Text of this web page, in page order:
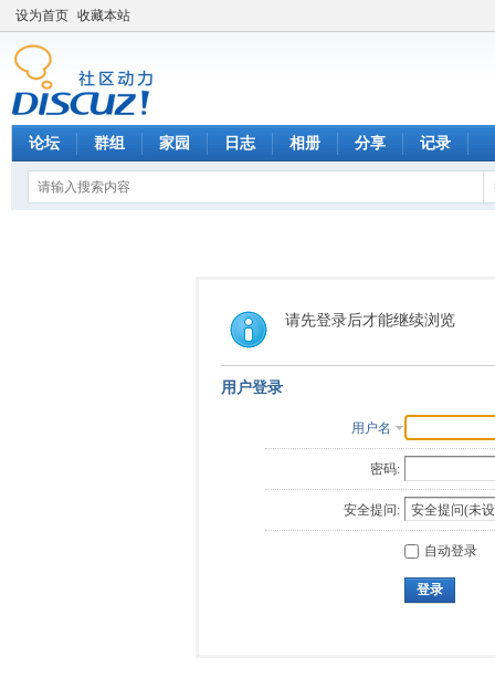
设为首页 收藏本站
论坛 群组 家园 日志 相册 分享 记录
请先登录后才能继续浏览
用户登录
用户名
密码:
安全提问:
自动登录
登录